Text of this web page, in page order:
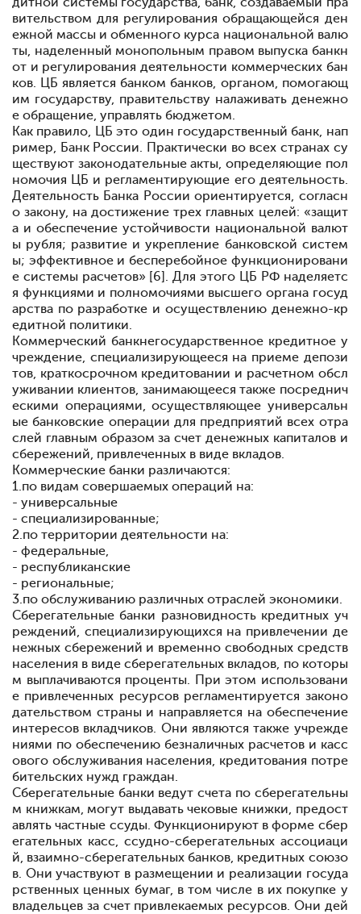
вительством для регулирования обращающейся ден
ежной массы и обменного курса национальной валю
ты, наделенный монопольным правом выпуска банкн
от и регулирования деятельности коммерческих бан
ков. ЦБ является банком банков, органом, помогающ
им государству, правительству налаживать денежно
е обращение, управлять бюджетом.
Как правило, ЦБэто один государственный банк, нап
ример, Банк России. Практически во всех странах су
ществуют законодательные акты, определяющие пол
номочия ЦБ и регламентирующие его деятельность.
Деятельность Банка России ориентируется, согласн
о закону, на достижение трех главных целей: «защит
а и обеспечение устойчивости национальной валют
ы рубля; развитие и укрепление банковской систем
ы; эффективное и бесперебойное функционировани
е системы расчетов» [6]. Для этого ЦБ РФ наделяетс
я функциями и полномочиями высшего органа госуд
арства по разработке и осуществлению денежно-кр
едитной политики.
Коммерческий банкнегосударственное кредитное у
чреждение, специализирующееся на приеме депози
тов, краткосрочном кредитовании и расчетном обсл
уживании клиентов, занимающееся также посреднич
ескими операциями, осуществляющее универсальн
ые банковские операции для предприятий всех отра
слей главным образом за счет денежных капиталов и
сбережений, привлеченных в виде вкладов.
Коммерческие банки различаются:
1.по видам совершаемых операций на:
- универсальные
- специализированные;
2.по территории деятельности на:
- федеральные,
- республиканские
- региональные;
3.по обслуживанию различных отраслей экономики.
Сберегательные банки разновидность кредитных уч
реждений, специализирующихся на привлечении де
нежных сбережений и временно свободных средств
населения в виде сберегательных вкладов, по которы
м выплачиваются проценты. При этом использовани
е привлеченных ресурсов регламентируется законо
дательством страны и направляется на обеспечение
интересов вкладчиков. Они являются также учрежде
ниями по обеспечению безналичных расчетов и касс
ового обслуживания населения, кредитования потре
бительских нужд граждан.
Сберегательные банки ведут счета по сберегательны
м книжкам, могут выдавать чековые книжки, предост
авлять частные ссуды. Функционируют в форме сбер
егательных касс, ссудно-сберегательных ассоциаци
й, взаимно-сберегательных банков, кредитных союзо
в. Они участвуют в размещении и реализации госуда
рственных ценных бумаг, в том числе в их покупке у
владельцев за счет привлекаемых ресурсов. Они дей